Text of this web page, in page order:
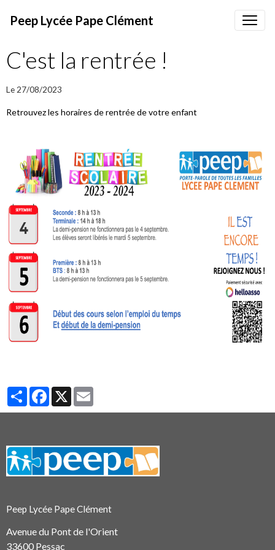
Peep Lycée Pape Clément
C'est la rentrée !
Le 27/08/2023
Retrouvez les horaires de rentrée de votre enfant
PartagerFacebook
X
Peep Lycée Pape Clément
Avenue du Pont de l'Orient
33600 Pessac